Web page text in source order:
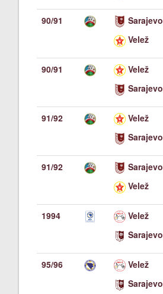
90/91
Sarajevo
Velež
90/91
Velež
Sarajevo
91/92
Velež
Sarajevo
91/92
Sarajevo
Velež
1994
Velež
Sarajevo
95/96
Velež
Sarajevo